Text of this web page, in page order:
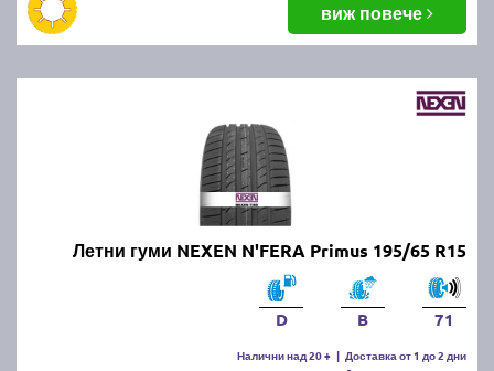
виж повече
Летни гуми NEXEN N'FERA Primus 195/65 R15
D B 71
Налични над 20 + | Доставка от 1 до 2 дни